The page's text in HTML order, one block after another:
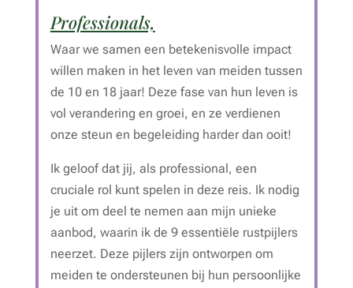
Professionals,
Waar we samen een betekenisvolle impact
willen maken in het leven van meiden tussen
de 10 en 18 jaar! Deze fase van hun leven is
vol verandering en groei, en ze verdienen
onze steun en begeleiding harder dan ooit!
Ik geloof dat jij, als professional, een
cruciale rol kunt spelen in deze reis. Ik nodig
je uit om deel te nemen aan mijn unieke
aanbod, waarin ik de 9 essentiële rustpijlers
neerzet. Deze pijlers zijn ontworpen om
meiden te ondersteunen bij hun persoonlijke